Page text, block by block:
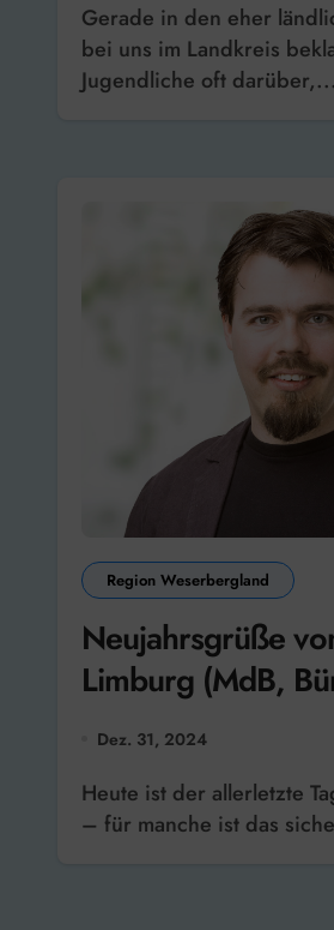
Gerade in den eher ländlichen Gemeinden
bei uns im Landkreis
Jugendliche oft darüber,...
Region Weserbergland
Neujahrsgrüße
Limburg (MdB,
Grünen)
Dez. 31, 2024
Heute ist der allerletzte Tag des Jahres 2024
– für manche ist das